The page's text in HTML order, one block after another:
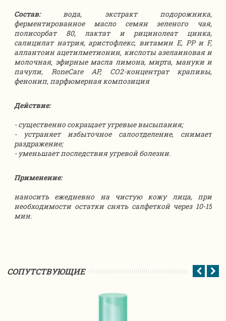
Состав:вода, экстракт подорожника,
ферментированное масло семян зеленого чая,
полисорбат 80, лактат и рицинолеат цинка,
салицилат натрия, аристофлекс, витамин Е, РР и F,
аллантоин ацетилметионин, кислоты азелаиновая и
молочная, эфирные масла лимона, мирта, мануки и
пачули, RoneCare AP, СО2-концентрат крапивы,
фенонип, парфюмерная композиция
Действие:
- существенно сокращает угревые высыпания;
- устраняет избыточное салоотделение, снимает
раздражение;
- уменьшает последствия угревой болезни.
Применение:
наносить ежедневно на чистую кожу лица, при
необходимости остатки снять салфеткой через 10-15
мин.
CОПУТСТВУЮЩИЕ